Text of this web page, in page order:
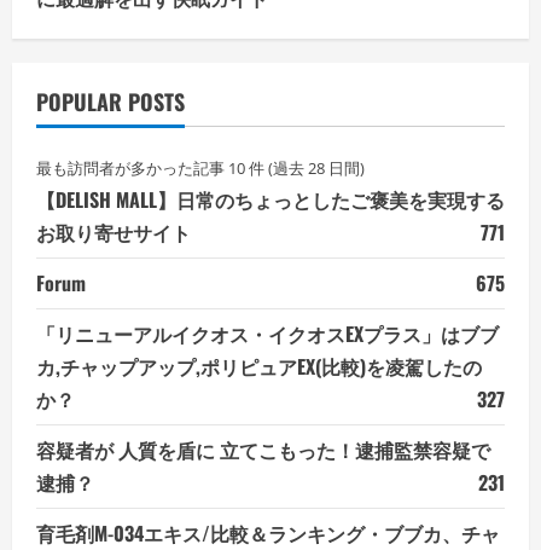
POPULAR POSTS
最も訪問者が多かった記事 10 件 (過去 28 日間)
【DELISH MALL】日常のちょっとしたご褒美を実現する
お取り寄せサイト
771
Forum
675
「リニューアルイクオス・イクオスEXプラス」はブブ
カ,チャップアップ,ポリピュアEX(比較)を凌駕したの
か？
327
容疑者が 人質を盾に 立てこもった！逮捕監禁容疑で
逮捕？
231
育毛剤M-034エキス/比較＆ランキング・ブブカ、チャ